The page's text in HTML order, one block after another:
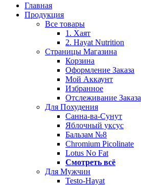
Главная
Продукция
Все товары
1. Хаят
2. Hayat Nutrition
Страницы Магазина
Корзина
Оформление Заказа
Мой Аккаунт
Избранное
Отслеживание Заказа
Для Похудения
Санна-ва-Сунут
Яблочный уксус
Бальзам №8
Chromium Picolinate
Lotus No Fat
Смотреть всё
Для Мужчин
Testo-Hayat